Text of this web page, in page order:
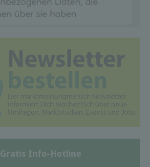
Gratis Info-Hotline